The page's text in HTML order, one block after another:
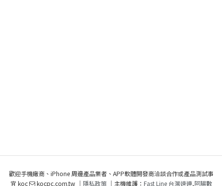
歡迎手機廠商、iPhone 周邊產品業者、APP軟體開發商洽談合作或產品測試事
宜 koc
kocpc.com.tw ｜ 隱私政策｜主機維護： Fast Line 台灣速連,阿腸數